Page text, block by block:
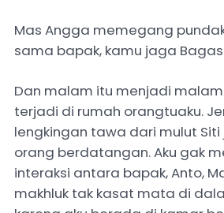
Mas Angga memegang
sama bapak, kamu jaga Bagas
Dan malam itu menjadi
terjadi di rumah orangtuaku.
lengkingan tawa dari mulut
orang berdatangan. Aku gak
interaksi antara bapak, Anto,
makhluk tak kasat mata di